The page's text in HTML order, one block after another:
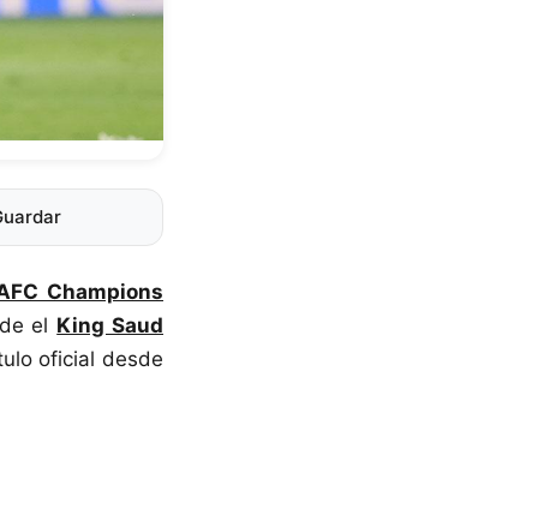
Champions
el King Saud
oficial desde